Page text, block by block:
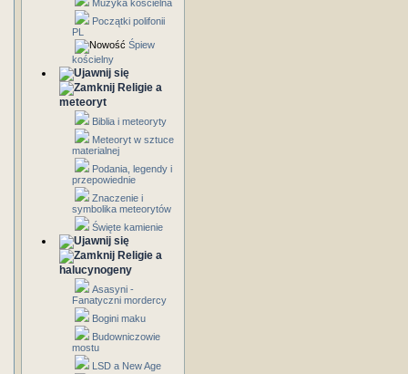
Muzyka kościelna
Początki polifonii
PL
Śpiew
kościelny
Religie a
meteoryt
Biblia i meteoryty
Meteoryt w sztuce
materialnej
Podania, legendy i
przepowiednie
Znaczenie i
symbolika meteorytów
Święte kamienie
Religie a
halucynogeny
Asasyni -
Fanatyczni mordercy
Bogini maku
Budowniczowie
mostu
LSD a New Age